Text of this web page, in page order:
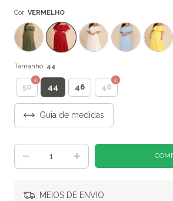
Cor: VERMELHO
Tamanho: 44
50 44 46 48
Guia de medidas
MEIOS DE ENVIO